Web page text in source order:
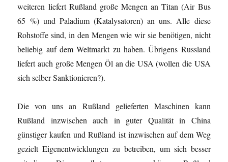
weiteren liefert Rußland große Mengen an Titan (Air Bus
65 %) und Paladium (Katalysatoren) an uns. Alle diese
Rohstoffe sind, in den Mengen wie wir sie benötigen, nicht
beliebig auf dem Weltmarkt zu haben. Übrigens Russland
liefert auch große Mengen Öl an die USA (wollen die USA
sich selber Sanktionieren?).
Die von uns an Rußland gelieferten Maschinen kann
Rußland inzwischen auch in guter Qualität in China
günstiger kaufen und Rußland ist inzwischen auf dem Weg
gezielt Eigenentwicklungen zu betreiben, um sich besser